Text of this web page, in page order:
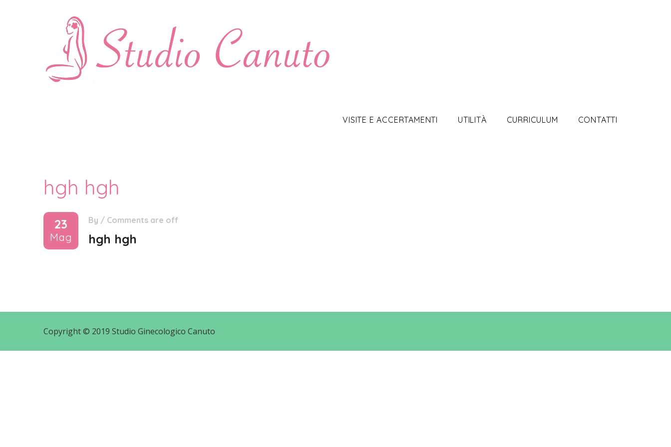
VISITE E ACCERTAMENTI UTILITÀ CURRICULUM CONTATTI
hgh hgh
23
Mag
By / Comments are off
hgh hgh
Copyright © 2019 Studio Ginecologico Canuto